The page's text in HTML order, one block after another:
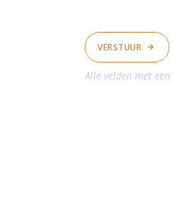
VERSTUUR
Alle velden met een